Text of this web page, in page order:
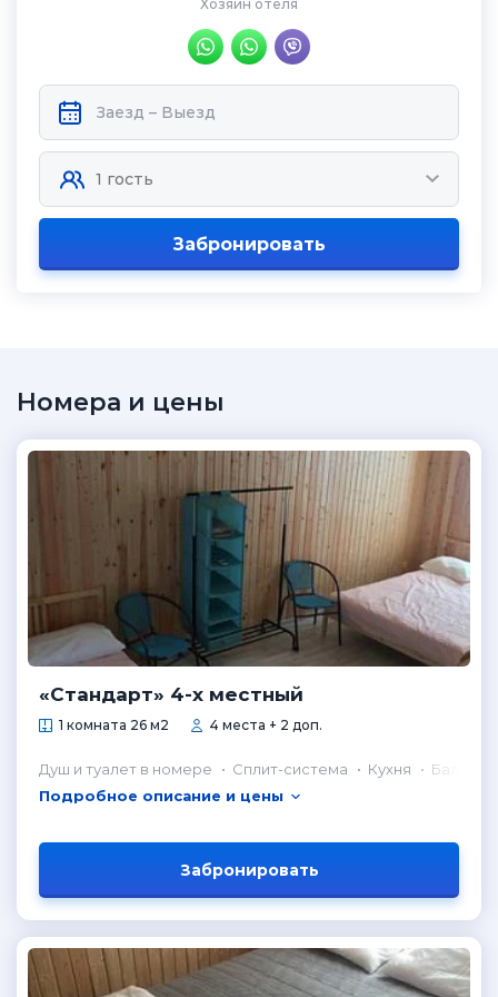
Хозяин отеля
Забронировать
Номера и цены
«Стандарт» 4-х местный
1 комната 26 м2 4 места + 2 доп.
Душ и туалет в номере Сплит-система Кухня
Балкон
Подробное описание и цены
Забронировать